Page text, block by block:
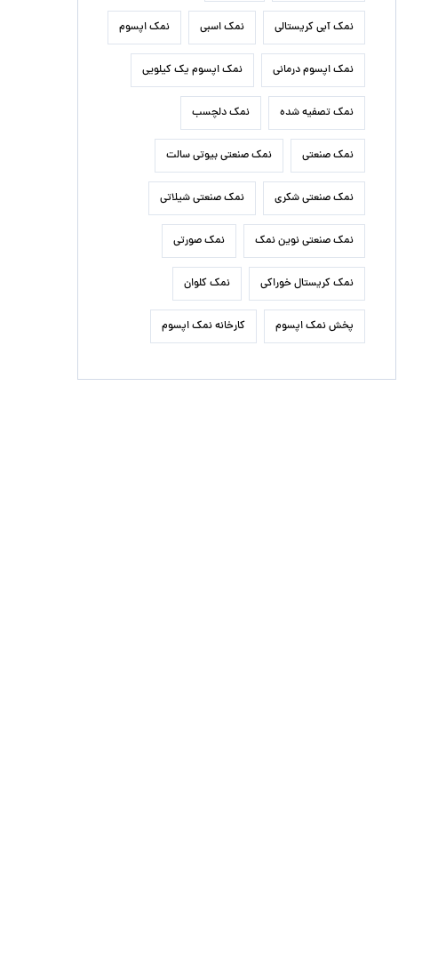
نمک آبی کریستالی نمک اسبی نمک اپسوم
نمک اپسوم درمانی نمک اپسوم یک کیلویی
نمک تصفیه شده نمک دلچسب
نمک صنعتی نمک صنعتی بیوتی سالت
نمک صنعتی شکری نمک صنعتی شیلاتی
نمک صنعتی نوین نمک نمک صورتی
نمک کریستال خوراکی نمک کلوان
پخش نمک اپسوم کارخانه نمک اپسوم